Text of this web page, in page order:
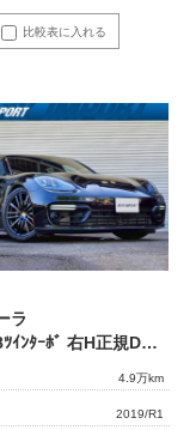
比較表に入れる
ラ
GTS V8ﾂｲﾝﾀｰﾎﾞ 右H正規D車 ﾊﾟﾉﾗﾐｯｸSR ｽﾎﾟｰﾂｸﾛﾉPKG 黒半革 全席ｼｰﾄﾋｰﾀｰ 18wayﾊﾟﾜｰｼｰﾄ PCMﾅﾋﾞ 全周ｶﾒﾗ＆PAS ACC LKA LCA PASMｴｱｻｽ ｽﾎﾟｰﾂｴｸﾞｿﾞｰｽﾄ BOSEｻｳﾝﾄﾞ ｺﾝﾌｫｰﾄA 赤ｷｬﾘﾊﾟｰ 純正20AW 禁煙
4.9万km
2019/R1